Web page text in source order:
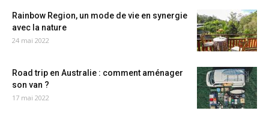
Rainbow Region, un mode de vie en synergie
avec la nature
24 mai 2022
Road trip en Australie : comment aménager
son van ?
17 mai 2022